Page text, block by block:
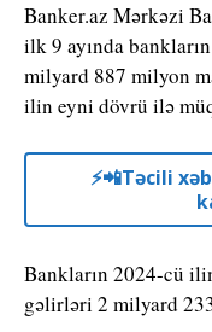
Banker.az Mərkəzi
ilk 9 ayında
milyard 887 milyon
ilin eyni dövrü ilə
⚡️📲Təcili
Bankların 2024-cü
gəlirləri 2 milyard